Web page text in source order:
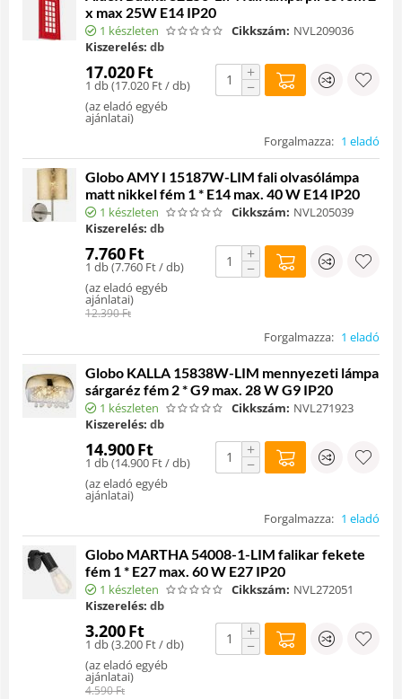
x max 25W E14 IP20
1 készleten Cikkszám: NVL209036
Kiszerelés: db
17.020Ft
1 db (17.020 Ft/ db)
(az eladó egyéb
ajánlatai)
+
−
Forgalmazza: 1 eladó
Globo AMY I 15187W-LIM fali olvasólámpa
matt nikkel fém 1 * E14 max. 40 W E14 IP20
1 készleten Cikkszám: NVL205039
Kiszerelés: db
7.760Ft
1 db (7.760 Ft/ db)
(az eladó egyéb
ajánlatai)
12.390Ft
+
−
Forgalmazza: 1 eladó
Globo KALLA 15838W-LIM mennyezeti lámpa
sárgaréz fém 2 * G9 max. 28 W G9 IP20
1 készleten Cikkszám: NVL271923
Kiszerelés: db
14.900Ft
1 db (14.900 Ft/ db)
(az eladó egyéb
ajánlatai)
+
−
Forgalmazza: 1 eladó
Globo MARTHA 54008-1-LIM falikar fekete
fém 1 * E27 max. 60 W E27 IP20
1 készleten Cikkszám: NVL272051
Kiszerelés: db
3.200Ft
1 db (3.200 Ft/ db)
(az eladó egyéb
ajánlatai)
4.590Ft
+
−